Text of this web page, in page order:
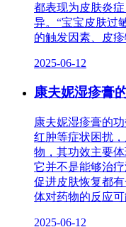
都表现为皮肤炎
异。“宝宝皮肤过
的触发因素、皮
2025-06-12
康夫妮湿疹膏
康夫妮湿疹膏的
红肿等症状困扰
物，其功效主要
它并不是能够治
促进皮肤恢复都
体对药物的反应
2025-06-12